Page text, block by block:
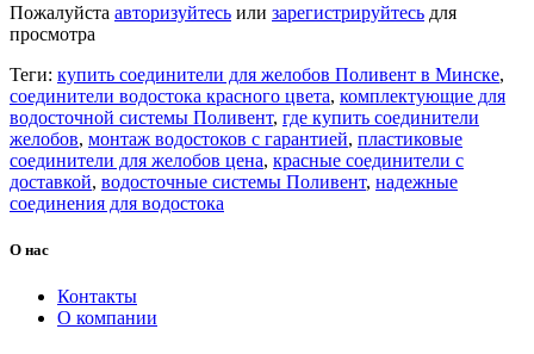
Пожалуйста авторизуйтесь или зарегистрируйтесь для
просмотра
Теги: купить соединители для желобов Поливент в Минске,
соединители водостока красного цвета, комплектующие для
водосточной системы Поливент, где купить соединители
желобов, монтаж водостоков с гарантией, пластиковые
соединители для желобов цена, красные соединители с
доставкой, водосточные системы Поливент, надежные
соединения для водостока
О нас
Контакты
О компании